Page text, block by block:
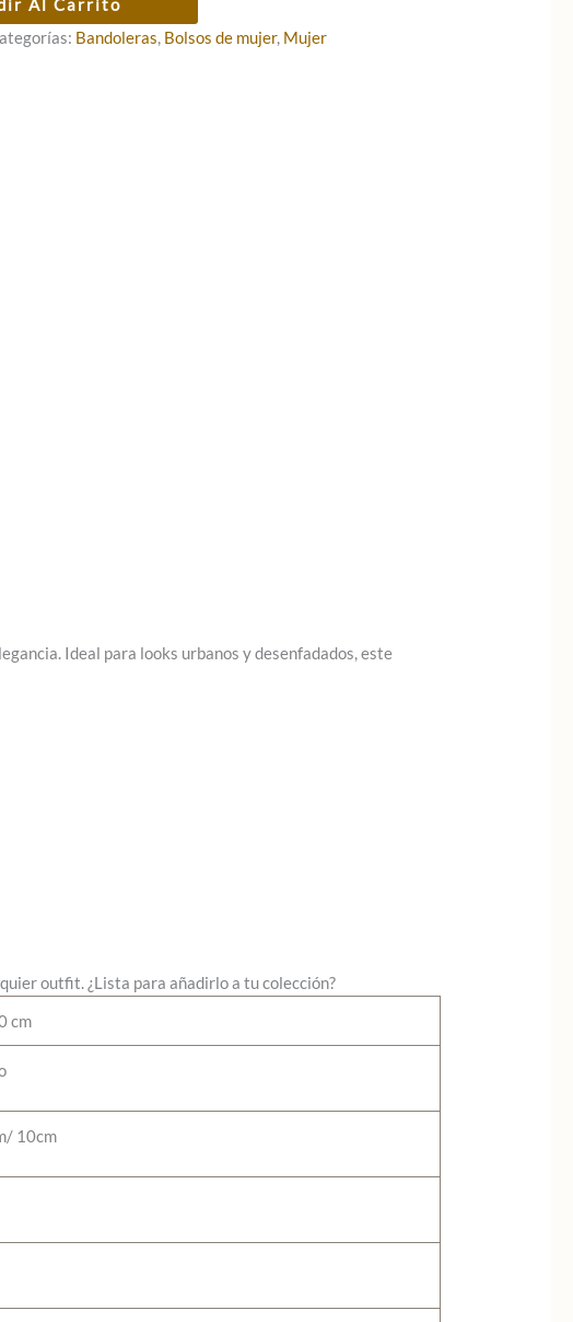
34,30 €.
Al Carrito
Bandoleras, Bolsos de mujer, Mujer
Ideal para looks urbanos y desenfadados, este
outfit. ¿Lista para añadirlo a tu colección?
cm
10cm